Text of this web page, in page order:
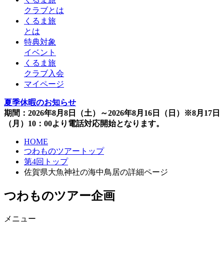
クラブとは
くるま旅
とは
特典対象
イベント
くるま旅
クラブ入会
マイページ
夏季休暇のお知らせ
期間：2026年8月8日（土）～2026年8月16日（日）※8月17日
（月）10：00より電話対応開始となります。
HOME
つわものツアートップ
第4回トップ
佐賀県大魚神社の海中鳥居の詳細ページ
つわものツアー企画
メニュー